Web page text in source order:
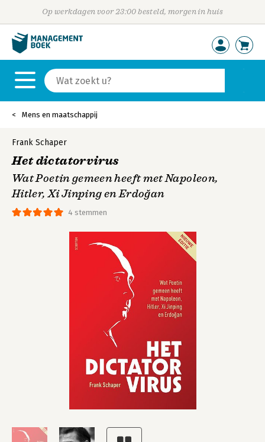
Op werkdagen voor 23:00 besteld, morgen in huis
Mens en maatschappij
4 stemmen
Frank Schaper
Het dictatorvirus
Wat Poetin gemeen heeft met Napoleon,
Hitler, Xi Jinping en Erdoğan